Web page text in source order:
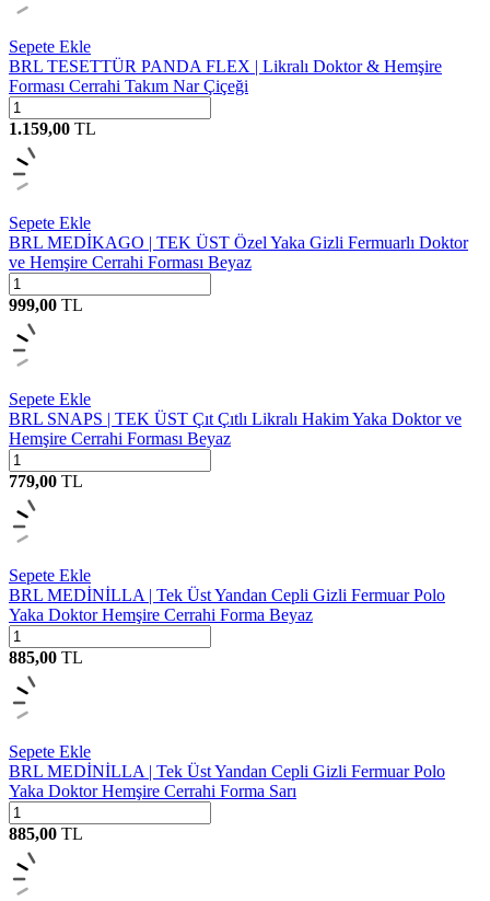
Sepete Ekle
BRL TESETTÜR PANDA FLEX | Likralı Doktor & Hemşire
Forması Cerrahi Takım Nar Çiçeği
1.159,00 TL
Sepete Ekle
BRL MEDİKAGO | TEK ÜST Özel Yaka Gizli Fermuarlı Doktor
ve Hemşire Cerrahi Forması Beyaz
999,00 TL
Sepete Ekle
BRL SNAPS | TEK ÜST Çıt Çıtlı Likralı Hakim Yaka Doktor ve
Hemşire Cerrahi Forması Beyaz
779,00 TL
Sepete Ekle
BRL MEDİNİLLA | Tek Üst Yandan Cepli Gizli Fermuar Polo
Yaka Doktor Hemşire Cerrahi Forma Beyaz
885,00 TL
Sepete Ekle
BRL MEDİNİLLA | Tek Üst Yandan Cepli Gizli Fermuar Polo
Yaka Doktor Hemşire Cerrahi Forma Sarı
885,00 TL